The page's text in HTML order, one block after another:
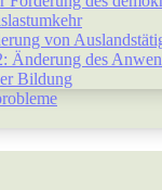
von
Änderung des
Bildung